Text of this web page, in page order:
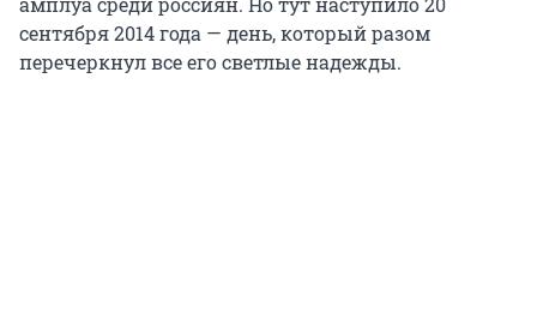
сентября 2014 года — день, который разом
перечеркнул все его светлые надежды.